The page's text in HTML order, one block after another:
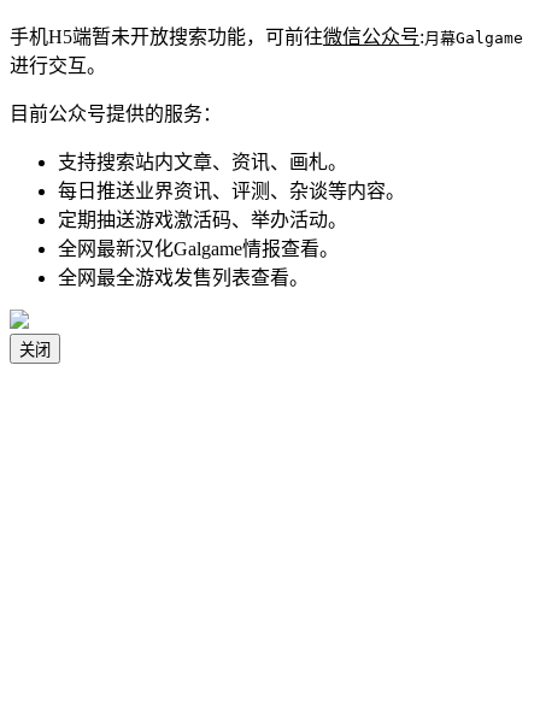
手机H5端暂未开放搜索功能，可前往微信公众号: 月幕Galgame
进行交互。
目前公众号提供的服务：
支持搜索站内文章、资讯、画札。
每日推送业界资讯、评测、杂谈等内容。
定期抽送游戏激活码、举办活动。
全网最新汉化Galgame情报查看。
全网最全游戏发售列表查看。
关闭